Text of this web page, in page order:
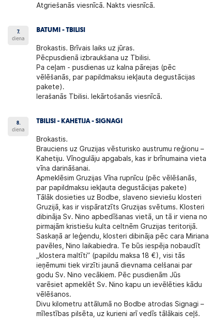
Atgriešanās viesnīcā. Nakts viesnīcā.
7.
diena
BATUMI - TBILISI
Brokastis. Brīvais laiks uz jūras.
Pēcpusdienā izbraukšana uz Tbilisi.
Pa ceļam - pusdienas uz kalna pārejas (pēc
vēlēšanās, par papildmaksu iekļauta degustācijas
pakete).
Ierašanās Tbilisi. Iekārtošanās viesnīcā.
8.
diena
TBILISI - KAHETIJA - SIGNAGI
Brokastis.
Brauciens uz Gruzijas vēsturisko austrumu reģionu –
Kahetiju. Vīnogulāju apgabals, kas ir brīnumaina vieta
vīna darināšanai.
Apmeklēsim Gruzijas Vīna rupnīcu (pēc vēlēšanās,
par papildmaksu iekļauta degustācijas pakete)
Tālāk dosieties uz Bodbe, slaveno sieviešu klosteri
Gruzijā, kas ir vispāratzīts Gruzijas svētums. Klosteri
dibināja Sv. Nino apbedīšanas vietā, un tā ir viena no
pirmajām kristiešu kulta celtnēm Gruzijas teritorijā.
Saskaņā ar leģendu, klosteri dibināja pēc cara Miriana
pavēles, Nino laikabiedra. Te būs iespēja nobaudīt
„klostera maltīti” (papildu maksa 18 €), visi tās
ieņēmumi tiek virzīti jaunā dievnama celšanai par
godu Sv. Nino vecākiem. Pēc pusdienām Jūs
varēsiet apmeklēt Sv. Nino kapu un ievēlēties kādu
vēlēšanos.
Divu kilometru attālumā no Bodbe atrodas Signagi –
mīlestības pilsēta, uz kurieni arī vedīs tālākais ceļš.